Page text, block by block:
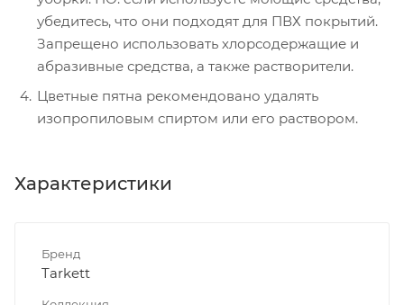
убедитесь, что они подходят для ПВХ покрытий.
Запрещено использовать хлорсодержащие и
абразивные средства, а также растворители.
Цветные пятна рекомендовано удалять
изопропиловым спиртом или его раствором.
Характеристики
Бренд
Tarkett